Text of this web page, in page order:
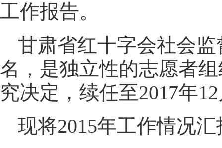
工作报告。
甘肃省红十字会社会
名，是独立性的志愿者
究决定，续任至2017年
现将2015年工作情况